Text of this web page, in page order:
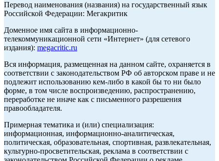
Перевод наименования (названия) на государственный язык
Российской Федерации: Мегакритик
Доменное имя сайта в информационно-
телекоммуникационной сети «Интернет» (для сетевого
издания): megacritic.ru
Вся информация, размещенная на данном сайте, охраняется в
соответствии с законодательством РФ об авторском праве и не
подлежит использованию кем-либо в какой бы то ни было
форме, в том числе воспроизведению, распространению,
переработке не иначе как с письменного разрешения
правообладателя.
Примерная тематика и (или) специализация:
информационная, информационно-аналитическая,
политическая, образовательная, спортивная, развлекательная,
культурно-просветительская, реклама в соответствии с